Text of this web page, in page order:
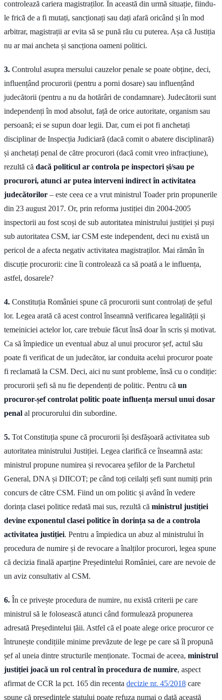
controlează cariera magistraților. În această din urmă situație, fiindu-
le frică de a fi mutați, sancționați sau dați afară oricând și în mod
arbitrar, magistrații ar evita să se pună rău cu puterea. Așa că Justiția
nu ar mai ancheta și sancționa oameni politici.
3. Controlul asupra mersului cauzelor penale se poate obține, deci,
influențând procurorii (pentru a porni dosare) sau influențând
judecătorii (pentru a nu da hotărâri de condamnare). Judecătorii sunt
independenți în mod absolut, față de orice autoritate, organism sau
persoană; ei se supun doar legii. Dar, cum ei pot fi anchetați
disciplinar de Inspecția Judiciară (dacă comit o abatere disciplinară)
și anchetați penal de către procurori (dacă comit vreo infracțiune),
rezultă că dacă politicul ar controla pe inspectori și/sau pe
procurori, atunci ar putea interveni indirect în activitatea
judecătorilor – este ceea ce a vrut ministrul Toader prin propunerile
din 23 august 2017. Or, prin reforma justiției din 2004-2005
inspectorii au fost scoși de sub autoritatea ministrului justiției și puși
sub autoritatea CSM, iar CSM este independent, deci nu există un
pericol de a afecta negativ activitatea magistraților. Mai rămân în
discuție procurorii: cine îi controlează ca să poată a le influența,
astfel, dosarele?
4. Constituția României spune că procurorii sunt controlați de șeful
lor. Legea arată că acest control înseamnă verificarea legalității și
temeiniciei actelor lor, care trebuie făcut însă doar în scris și motivat.
Ca să împiedice un eventual abuz al unui procuror șef, actul său
poate fi verificat de un judecător, iar conduita acelui procuror poate
fi reclamată la CSM. Deci, aici nu sunt probleme, însă cu o condiție:
procurorii șefi să nu fie dependenți de politic. Pentru că un
procuror-șef controlat politic poate influența mersul unui dosar
penal al procurorului din subordine.
5. Tot Constituția spune că procurorii își desfășoară activitatea sub
autoritatea ministrului Justiției. Legea clarifică ce înseamnă asta:
ministrul propune numirea și revocarea șefilor de la Parchetul
General, DNA și DIICOT; pe când toți ceilalți șefi sunt numiți prin
concurs de către CSM. Fiind un om politic și având în vedere
dorința clasei politice redată mai sus, rezultă că ministrul justiției
devine exponentul clasei politice în dorința sa de a controla
activitatea justiției. Pentru a împiedica un abuz al ministrului în
procedura de numire și de revocare a înalților procurori, legea spune
că decizia finală aparține Președintelui României, care are nevoie de
un aviz consultativ al CSM.
6. În ce privește procedura de numire, nu există criterii pe care
ministrul să le folosească atunci când formulează propunerea
adresată Președintelui țăii. Astfel că el poate alege orice procuror ce
întrunește condițiile minime prevăzute de lege pe care să îl propună
șef al uneia dintre structurile menționate. Tocmai de aceea, ministrul
justiției joacă un rol central în procedura de numire, aspect
afirmat de CCR la pct. 165 din recenta decizie nr. 45/2018 care
spune că președintele statului poate refuza numai o dată această